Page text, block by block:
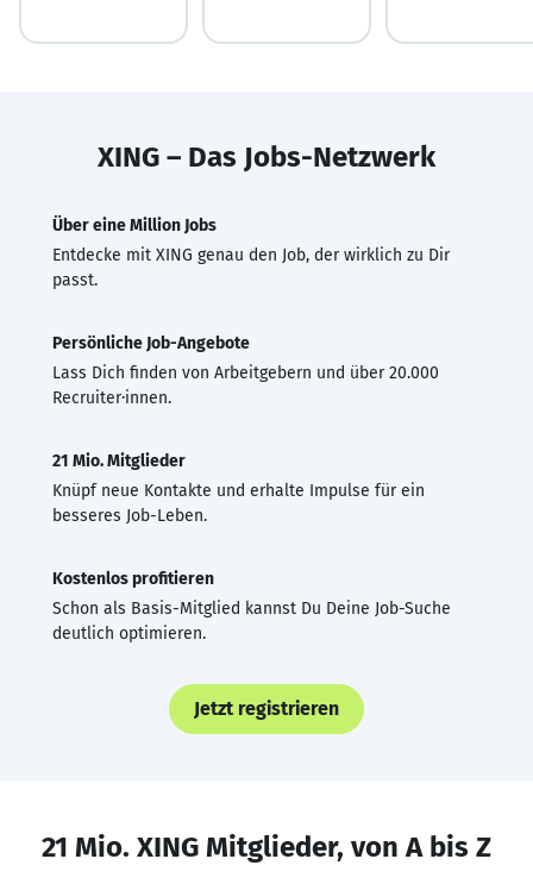
XING – Das Jobs-Netzwerk
Über eine Million Jobs
Entdecke mit XING genau den Job, der wirklich zu Dir
passt.
Persönliche Job-Angebote
Lass Dich finden von Arbeitgebern und über 20.000
Recruiter·innen.
21 Mio. Mitglieder
Knüpf neue Kontakte und erhalte Impulse für ein
besseres Job-Leben.
Kostenlos profitieren
Schon als Basis-Mitglied kannst Du Deine Job-Suche
deutlich optimieren.
Jetzt registrieren
21 Mio. XING Mitglieder, von A bis Z